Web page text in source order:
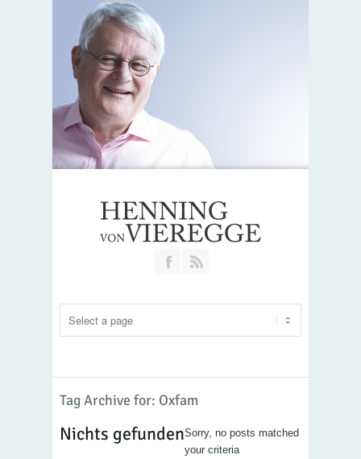
Join our Facebook Group
Tag Archive for: Oxfam
Nichts gefundenSorry, no posts matched
your criteria